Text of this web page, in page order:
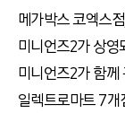
메가박스 코엑스
미니언즈2가 상영
미니언즈2가 함께
일렉트로마트 7개